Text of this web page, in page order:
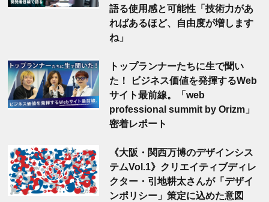
語る使用感と可能性「技術力があ
ればあるほど、自由度が増します
ね」
トップランナーたちに生で聞い
た！ ビジネス価値を発揮するWeb
サイト最前線。「web
professional summit by Orizm」
密着レポート
《大阪・関西万博のデザインシス
テムVol.1》クリエイティブディレ
クター・引地耕太さんが「デザイ
ンポリシー」策定に込めた意図